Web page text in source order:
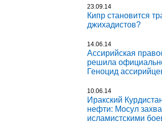
23.09.14
Кипр становится
джихадистов?
14.06.14
Ассирийская
решила
Геноцид
10.06.14
Иракский
нефти: Мосул
исламистскими